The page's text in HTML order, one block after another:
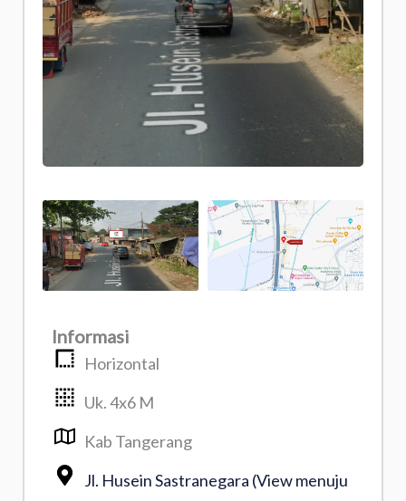
Informasi
Horizontal
Uk. 4x6 M
Kab Tangerang
Jl. Husein Sastranegara (View menuju